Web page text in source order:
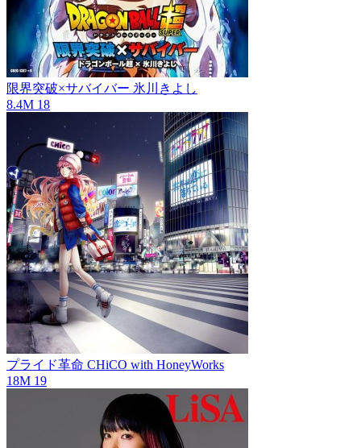
限界突破×サバイバー 氷川きよし
8.4M 18
プライド革命 CHiCO with HoneyWorks
18M 19